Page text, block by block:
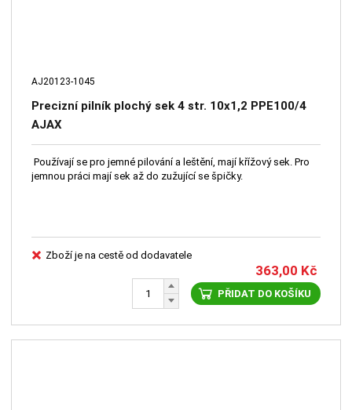
AJ20123-1045
Precizní pilník plochý sek 4 str. 10x1,2 PPE100/4
AJAX
Používají se pro jemné pilování a leštění, mají křížový sek. Pro
jemnou práci mají sek až do zužující se špičky.
Zboží je na cestě od dodavatele
363,00 Kč
PŘIDAT DO KOŠÍKU